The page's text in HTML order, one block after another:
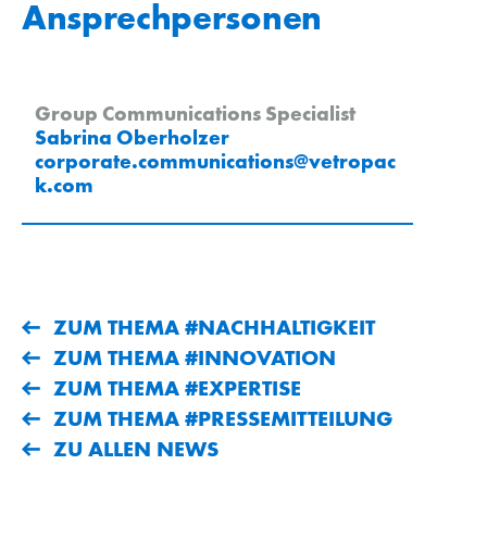
Ansprechpersonen
Group Communications Specialist
Sabrina Oberholzer
corporate.communications@vetropac
k.com
ZUM THEMA #NACHHALTIGKEIT
ZUM THEMA #INNOVATION
ZUM THEMA #EXPERTISE
ZUM THEMA #PRESSEMITTEILUNG
ZU ALLEN NEWS